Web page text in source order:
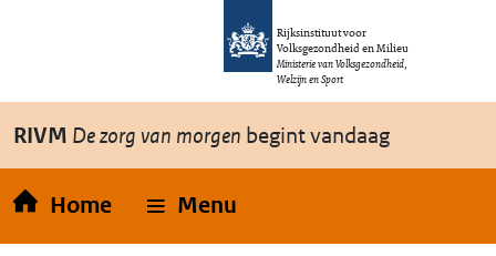
Overslaan en naar de inhoud gaan
Rijksinstituut voor
Volksgezondheid en Milieu
Ministerie van Volksgezondheid,
Welzijn en Sport
RIVM De zorg van morgen begint vandaag
Home Menu